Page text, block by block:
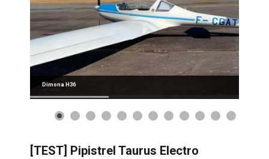
Dimona H36
Lire la suite
[TEST] Pipistrel Taurus Electro